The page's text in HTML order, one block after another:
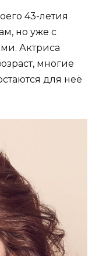
43-летия
но уже с
Актриса
многие
для неё